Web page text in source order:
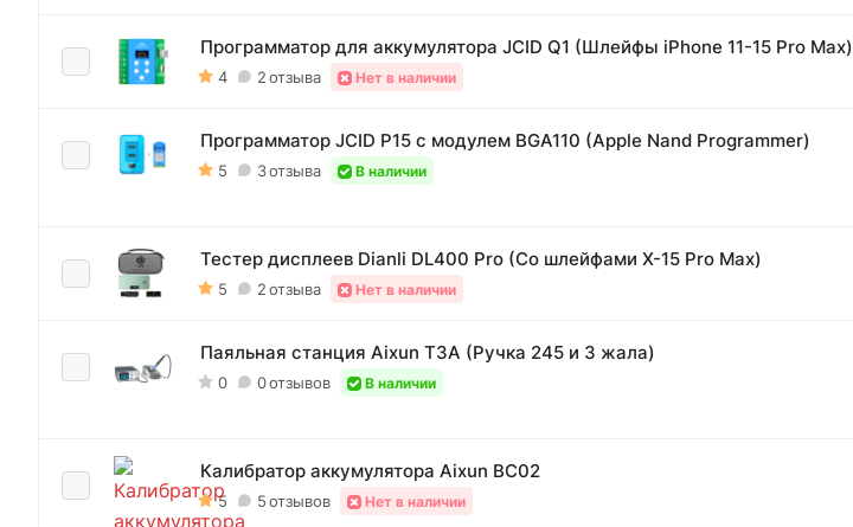
Программатор для аккумулятора JCID Q1 (Шлейфы iPhone 11-15 Pro Max)
4 2отзыва Нет в наличии
Программатор JCID P15 с модулем BGA110 (Apple Nand Programmer)
5 3отзыва В наличии
Тестер дисплеев Dianli DL400 Pro (Со шлейфами X-15 Pro Max)
5 2отзыва Нет в наличии
Паяльная станция Aixun T3A (Ручка 245 и 3 жала)
0 0отзывов В наличии
Калибратор аккумулятора Aixun BC02
5 5отзывов Нет в наличии